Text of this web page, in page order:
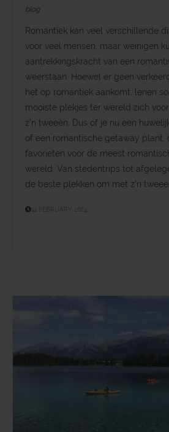
blog
Romantiek kan veel verschillende
voor veel mensen, maar weinigen
aantrekkingskracht van een
weerstaan. Hoewel er geen
het op romantiek aankomt, lenen
mooiste plekjes ter wereld zich
z’n tweeën. Dus of je nu een
of een romantische getaway plant,
favorieten voor de meest
wereld. Van stedentrips tot
de beste plekken om met z’n